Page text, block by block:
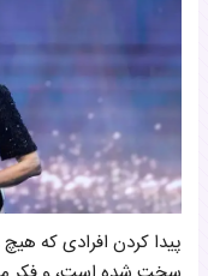
پیدا کردن افرادی که